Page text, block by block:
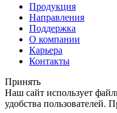
Продукция
Направления
Поддержка
О компании
Карьера
Контакты
Принять
Наш сайт использует
удобства пользователей.